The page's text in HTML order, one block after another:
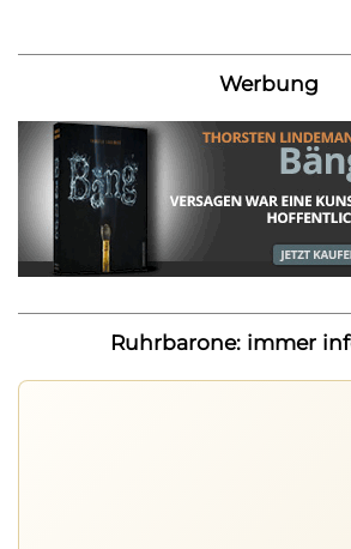
Werbung
Ruhrbarone: immer